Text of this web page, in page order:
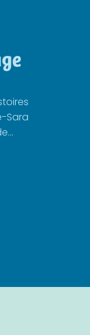
Sara